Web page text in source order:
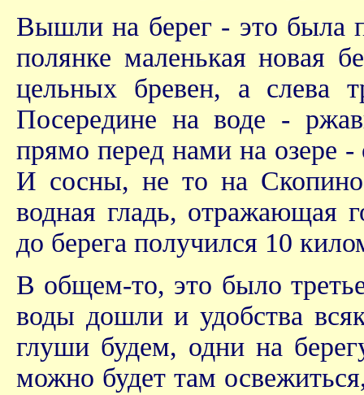
Вышли на берег - это была
полянке маленькая новая
цельных бревен, а слева
Посередине на воде -
прямо перед нами на озере
И сосны, не то на
водная гладь, отражающая
до берега получился 10
В общем-то, это было
воды дошли и удобства
глуши будем, одни на
можно будет там